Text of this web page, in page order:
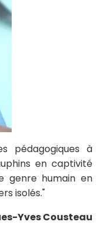
pédagogiques à
en captivité
genre humain en
isolés."
Yves Cousteau